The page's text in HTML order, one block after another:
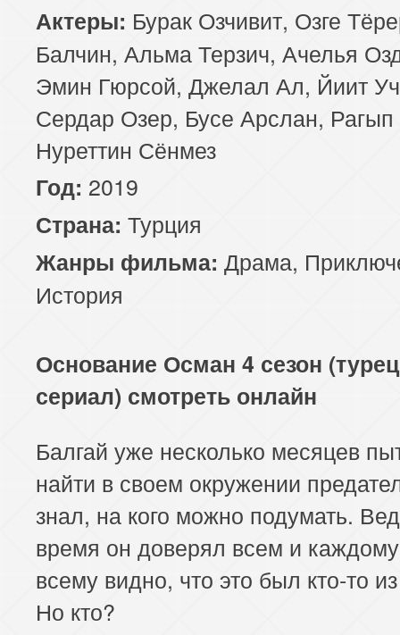
Актеры: Бурак Озчивит, Озге
Балчин, Альма Терзич, Ачелья
Эмин Гюрсой, Джелал Ал, Йиит
Сердар Озер, Бусе Арслан,
Нуреттин Сёнмез
Год: 2019
Страна: Турция
Жанры фильма: Драма,
История
Основание Осман 4 сезон
сериал) смотреть онлайн
Балгай уже несколько месяцев
найти в своем окружении
знал, на кого можно подумать.
время он доверял всем и
всему видно, что это был кто-то
Но кто?